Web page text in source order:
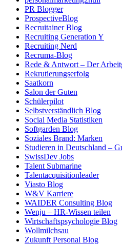
PR Blogger
ProspectiveBlog
Recruitainer Blog
Recruiting Generation Y
Recruiting Nerd
Recruma-Blog
Rede & Antwort – Der
Rekrutierungserfolg
Saatkorn
Salon der Guten
Schülerpilot
Selbstverständlich Blog
Social Media Statistiken
Softgarden Blog
Soziales Brand: Marken
Studieren in Deutschland –
SwissDev Jobs
Talent Submarine
Talentacquisitionleader
Viasto Blog
W&V Karriere
WAIDER Consulting Blog
Wenju – HR-Wissen teilen
Wirtschaftspsychologie Blog
Wollmilchsau
Zukunft Personal Blog